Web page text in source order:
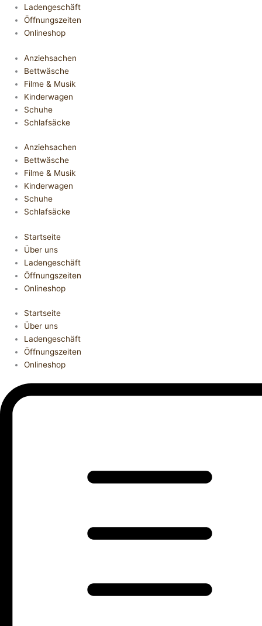
Ladengeschäft
Öffnungszeiten
Onlineshop
Anziehsachen
Bettwäsche
Filme & Musik
Kinderwagen
Schuhe
Schlafsäcke
Anziehsachen
Bettwäsche
Filme & Musik
Kinderwagen
Schuhe
Schlafsäcke
Startseite
Über uns
Ladengeschäft
Öffnungszeiten
Onlineshop
Startseite
Über uns
Ladengeschäft
Öffnungszeiten
Onlineshop